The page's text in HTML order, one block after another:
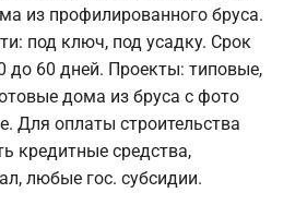
из профилированного бруса.
под ключ, под усадку. Срок
до 60 дней. Проекты: типовые,
дома из бруса с фото
Для оплаты строительства
кредитные средства,
любые гос. субсидии.